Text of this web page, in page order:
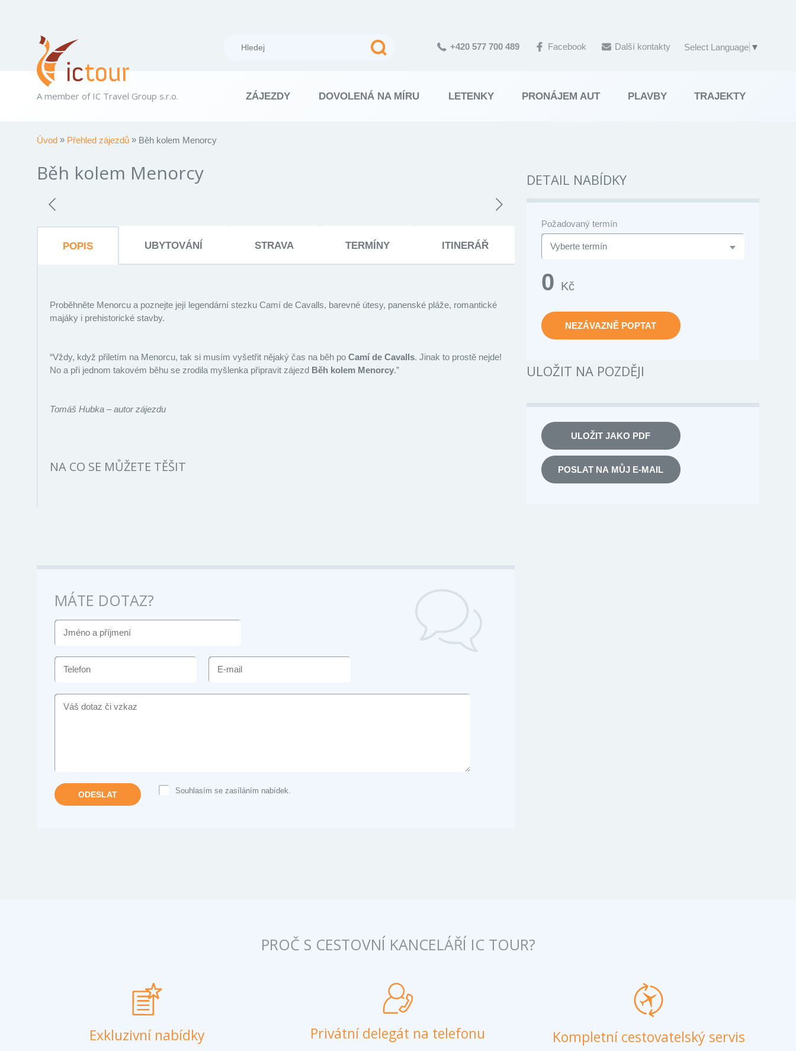
A member of IC Travel Group s.r.o. ZÁJEZDY DOVOLENÁ NA MÍRU LETENKY PRONÁJEM AUT PLAVBY TRAJEKTY
+420 577 700 489 Facebook Další kontakty Select Language ▼
Úvod Přehled zájezdů Běh kolem Menorcy
Běh kolem Menorcy
POPIS UBYTOVÁNÍ STRAVA TERMÍNY ITINERÁŘ
Proběhněte Menorcu a poznejte její legendární stezku Camí de Cavalls, barevné útesy, panenské pláže, romantické
majáky i prehistorické stavby.
“Vždy, když přiletím na Menorcu, tak si musím vyšetřit nějaký čas na běh po Camí de Cavalls. Jinak to prostě nejde!
No a při jednom takovém běhu se zrodila myšlenka připravit zájezd Běh kolem Menorcy.”
Tomáš Hubka – autor zájezdu
NA CO SE MŮŽETE TĚŠIT
MÁTE DOTAZ?
JMÉNO
PŘÍJMENÍ
TELEFON
E-
VÁŠ
Souhlasím se zasíláním nabídek.
ODESLAT
DETAIL NABÍDKY
Požadovaný termín
0 Kč
NEZÁVAZNĚ POPTAT
ULOŽIT NA POZDĚJI
ULOŽIT JAKO PDF
POSLAT NA MŮJ E-MAIL
PROČ S CESTOVNÍ KANCELÁŘÍ IC TOUR?
Exkluzivní nabídky Privátní delegát na telefonu Kompletní cestovatelský servis